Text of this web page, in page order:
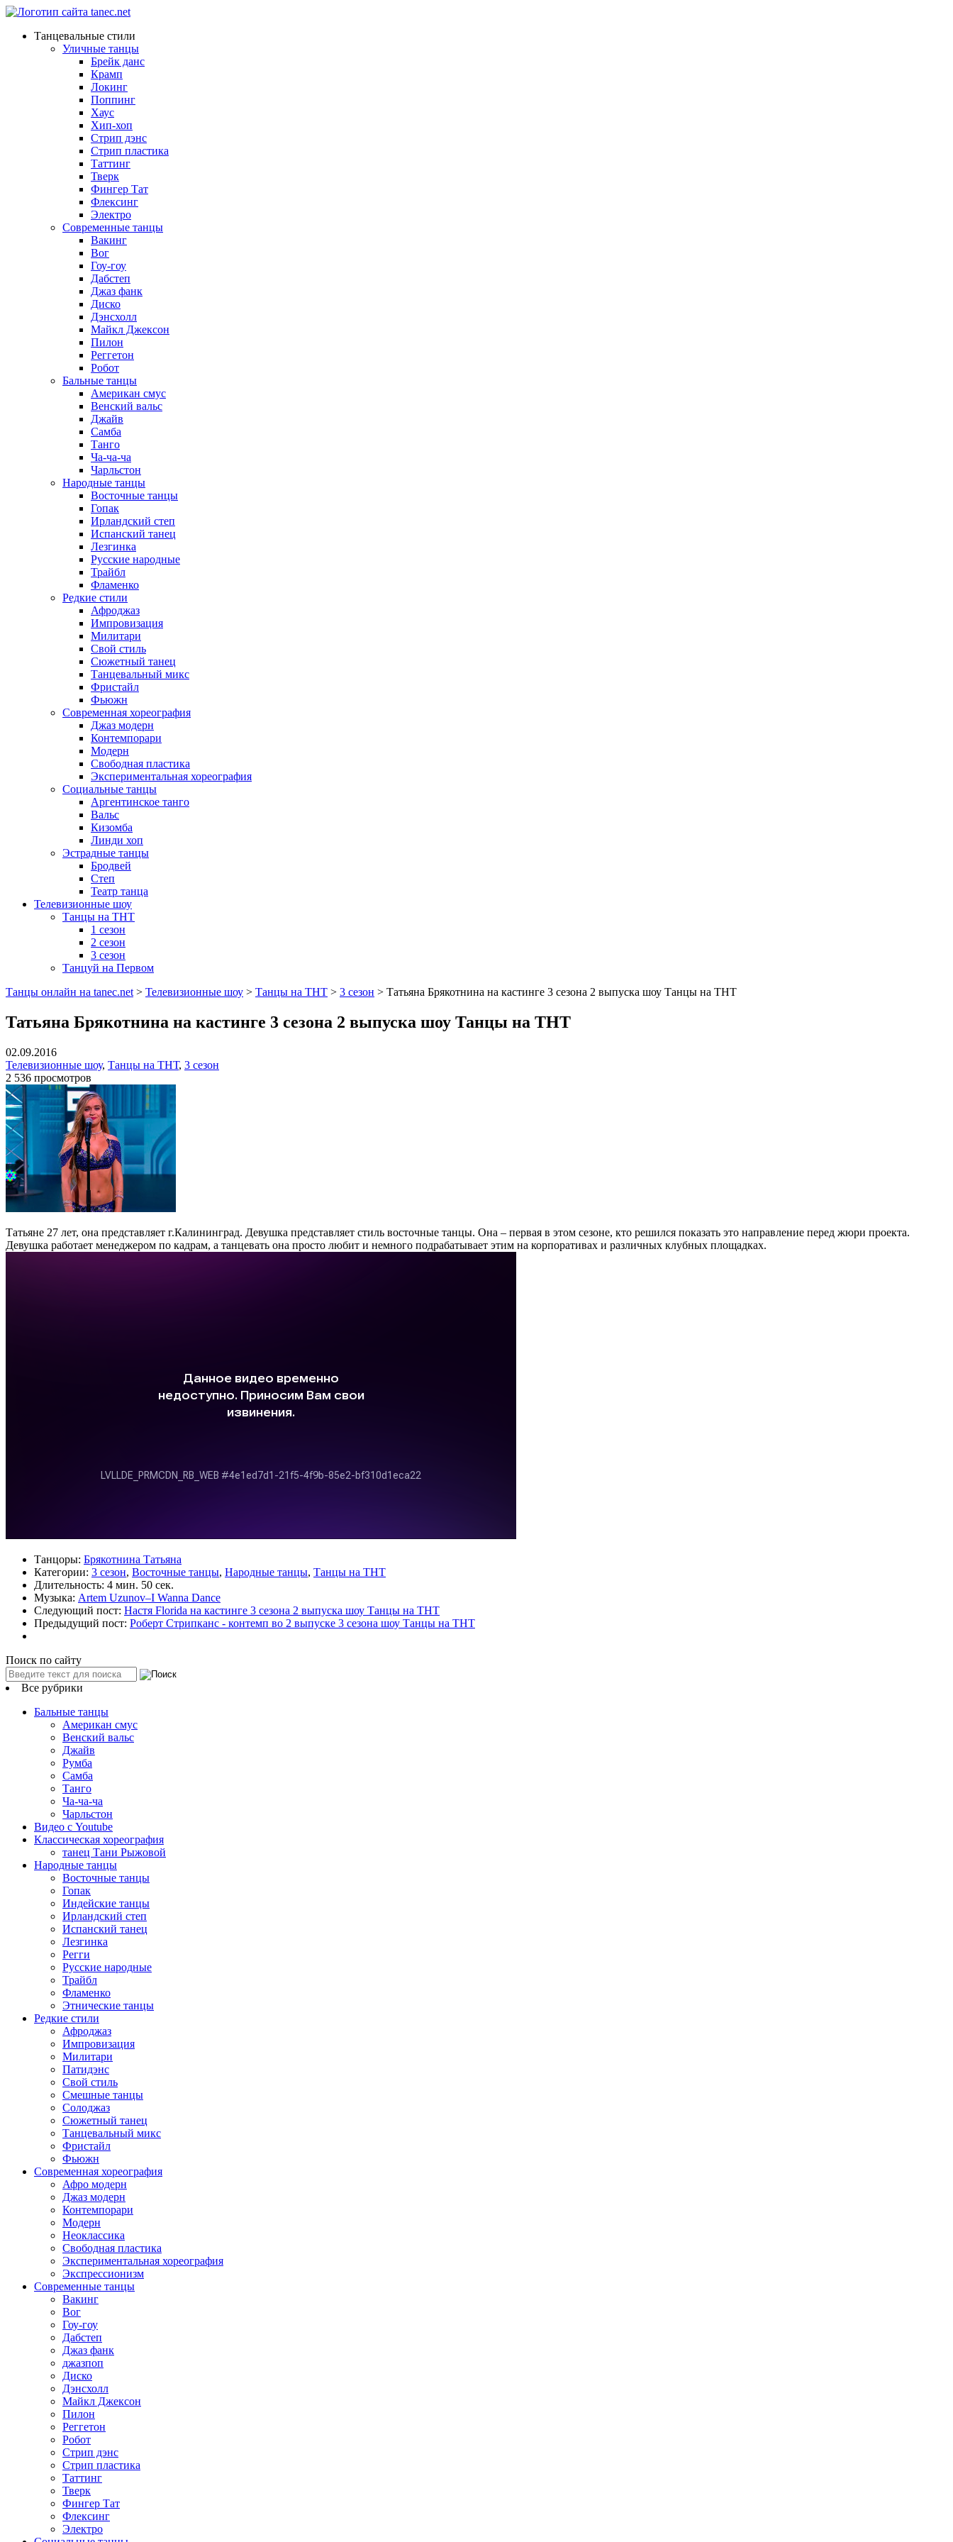
Танцевальные стили
Уличные танцы
Брейк данс
Крамп
Локинг
Поппинг
Хаус
Хип-хоп
Стрип дэнс
Стрип пластика
Таттинг
Тверк
Фингер Тат
Флексинг
Электро
Современные танцы
Вакинг
Вог
Гоу-гоу
Дабстеп
Джаз фанк
Диско
Дэнсхолл
Майкл Джексон
Пилон
Реггетон
Робот
Бальные танцы
Американ смус
Венский вальс
Джайв
Самба
Танго
Ча-ча-ча
Чарльстон
Народные танцы
Восточные танцы
Гопак
Ирландский степ
Испанский танец
Лезгинка
Русские народные
Трайбл
Фламенко
Редкие стили
Афроджаз
Импровизация
Милитари
Свой стиль
Сюжетный танец
Танцевальный микс
Фристайл
Фьюжн
Современная хореография
Джаз модерн
Контемпорари
Модерн
Свободная пластика
Экспериментальная хореография
Социальные танцы
Аргентинское танго
Вальс
Кизомба
Линди хоп
Эстрадные танцы
Бродвей
Степ
Театр танца
Телевизионные шоу
Танцы на ТНТ
1 сезон
2 сезон
3 сезон
Танцуй на Первом
Танцы онлайн на tanec.net > Телевизионные шоу > Танцы на ТНТ > 3 сезон > Татьяна Брякотнина на кастинге 3 сезона 2 выпуска шоу Танцы на ТНТ
Татьяна Брякотнина на кастинге 3 сезона 2 выпуска шоу Танцы на ТНТ
02.09.2016
Телевизионные шоу, Танцы на ТНТ, 3 сезон
2 536 просмотров
Татьяне 27 лет, она представляет г.Калининград. Девушка представляет стиль восточные танцы. Она – первая в этом сезоне, кто решился показать это направление перед жюри проекта.
Девушка работает менеджером по кадрам, а танцевать она просто любит и немного подрабатывает этим на корпоративах и различных клубных площадках.
Танцоры: Брякотнина Татьяна
Категории: 3 сезон, Восточные танцы, Народные танцы, Танцы на ТНТ
Длительность: 4 мин. 50 сек.
Музыка: Artem Uzunov–I Wanna Dance
Следующий пост: Настя Florida на кастинге 3 сезона 2 выпуска шоу Танцы на ТНТ
Предыдущий пост: Роберт Стрипканс - контемп во 2 выпуске 3 сезона шоу Танцы на ТНТ
Поиск по сайту
Все рубрики
Бальные танцы
Американ смус
Венский вальс
Джайв
Румба
Самба
Танго
Ча-ча-ча
Чарльстон
Видео с Youtube
Классическая хореография
танец Тани Рыжовой
Народные танцы
Восточные танцы
Гопак
Индейские танцы
Ирландский степ
Испанский танец
Лезгинка
Регги
Русские народные
Трайбл
Фламенко
Этнические танцы
Редкие стили
Афроджаз
Импровизация
Милитари
Патидэнс
Свой стиль
Смешные танцы
Солоджаз
Сюжетный танец
Танцевальный микс
Фристайл
Фьюжн
Современная хореография
Афро модерн
Джаз модерн
Контемпорари
Модерн
Неоклассика
Свободная пластика
Экспериментальная хореография
Экспрессионизм
Современные танцы
Вакинг
Вог
Гоу-гоу
Дабстеп
Джаз фанк
джазпоп
Диско
Дэнсхолл
Майкл Джексон
Пилон
Реггетон
Робот
Стрип дэнс
Стрип пластика
Таттинг
Тверк
Фингер Тат
Флексинг
Электро